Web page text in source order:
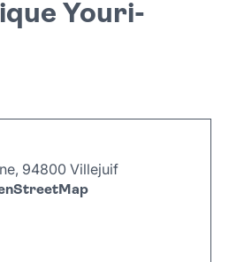
Youri-
94800 Villejuif